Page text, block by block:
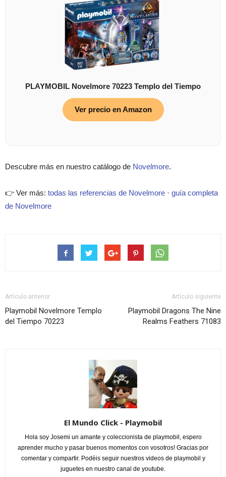
PLAYMOBIL Novelmore 70223 Templo del Tiempo
Ver precio en Amazon
Descubre más en nuestro catálogo de Novelmore.
👉 Ver más: todas las referencias de Novelmore · guía completa
de Novelmore
Artículo anterior
Playmobil Novelmore Templo
del Tiempo 70223
Artículo siguiente
Playmobil Dragons The Nine
Realms Feathers 71083
El Mundo Click - Playmobil
Hola soy Josemi un amante y coleccionista de playmobil, espero
aprender mucho y pasar buenos momentos con vosotros! Gracias por
comentar y compartir. Podéis seguir nuestros videos de playmobil y
juguetes en nuestro canal de youtube.